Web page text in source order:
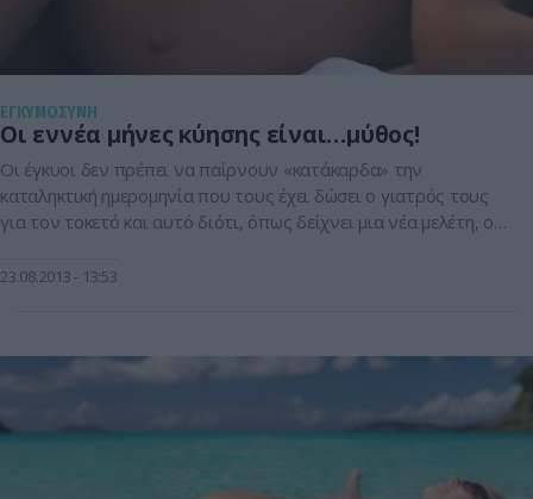
ΕΓΚΥΜΟΣΥΝΗ
Οι εννέα μήνες κύησης είναι…μύθος!
Οι έγκυοι δεν πρέπει να παίρνουν «κατάκαρδα» την
καταληκτική ημερομηνία που τους έχει δώσει ο γιατρός τους
για τον τοκετό και αυτό διότι, όπως δείχνει μια νέα μελέτη, ο
διαφέρει ως και κατά πέντε εβδομάδες μεταξύ διαφορετικών
23.08.2013 13:53